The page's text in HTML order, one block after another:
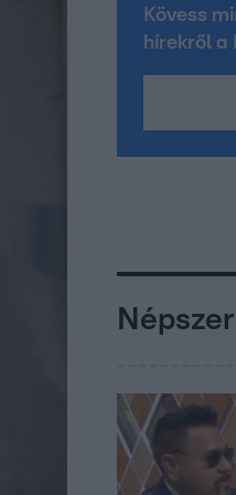
Kövess
hírekről a